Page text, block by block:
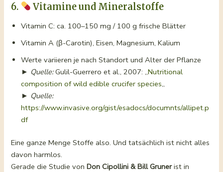
6. Vitamine und Mineralstoffe
Vitamin C: ca. 100–150 mg / 100 g frische Blätter
Vitamin A (β-Carotin), Eisen, Magnesium, Kalium
Werte variieren je nach Standort und Alter der Pflanze
► Quelle:Gulil-Guerrero et al., 2007: „Nutritional
composition of wild edible crucifer species„
► Quelle:
https://www.invasive.org/gist/esadocs/documnts/allipet.p
df
Eine ganze Menge Stoffe also. Und tatsächlich ist nicht alles
davon harmlos.
Gerade die Studie vonDon Cipollini & Bill Grunerist in